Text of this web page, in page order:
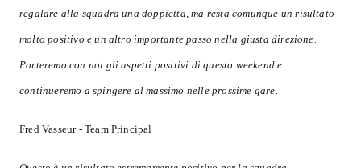
regalare alla squadra una doppietta, ma resta comunque un risultato
molto positivo e un altro importante passo nella giusta direzione.
Porteremo con noi gli aspetti positivi di questo weekend e
continueremo a spingere al massimo nelle prossime gare.
Fred Vasseur - Team Principal